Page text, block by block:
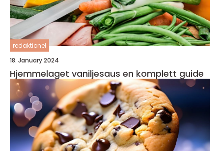
redaktionel
18. January 2024
Hjemmelaget vaniljesaus en komplett guide